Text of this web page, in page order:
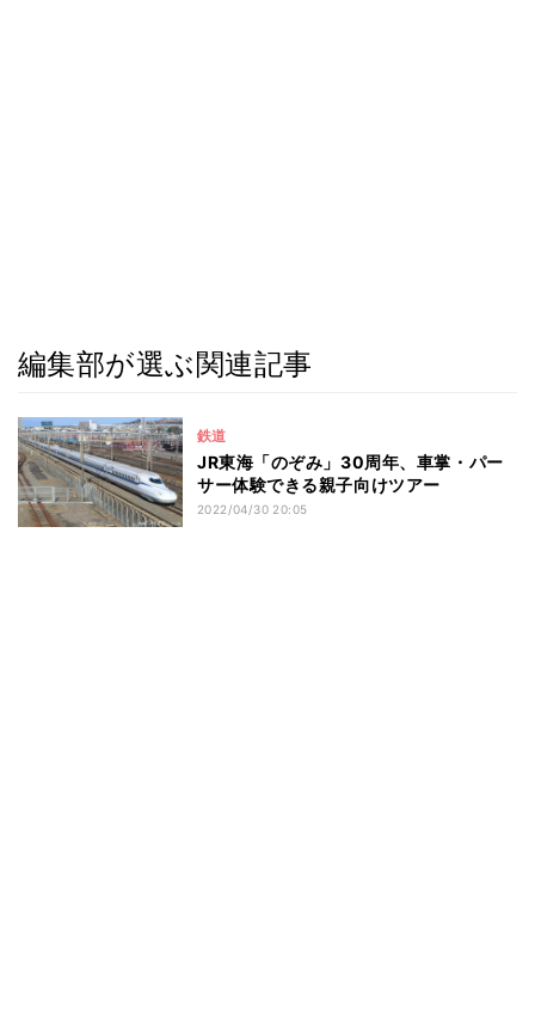
編集部が選ぶ関連記事
鉄道
JR東海「のぞみ」30周年、車掌・パー
サー体験できる親子向けツアー
2022/04/30 20:05